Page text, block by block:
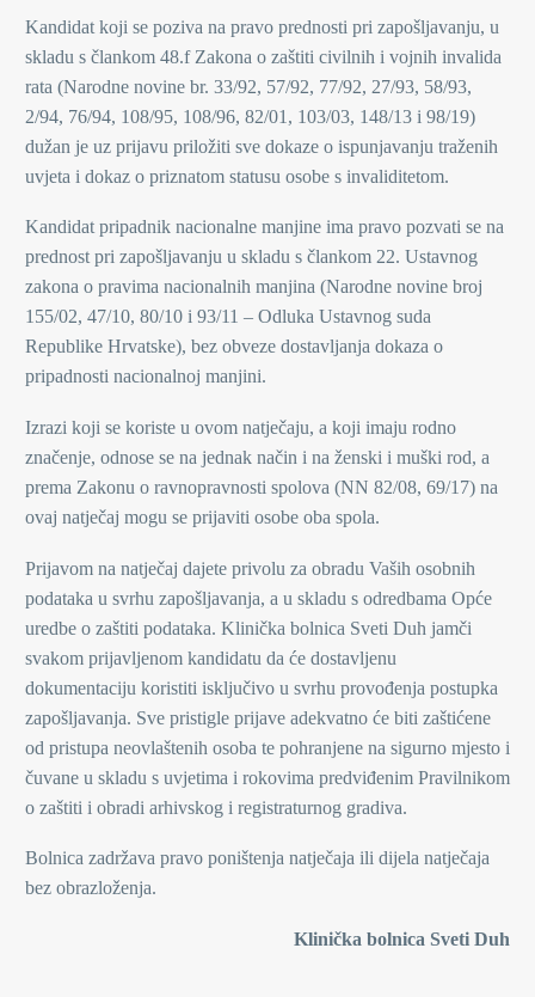
Kandidat koji se poziva na pravo prednosti pri zapošljavanju, u
skladu s člankom 48.f Zakona o zaštiti civilnih i vojnih invalida
rata (Narodne novine br. 33/92, 57/92, 77/92, 27/93, 58/93,
2/94, 76/94, 108/95, 108/96, 82/01, 103/03, 148/13 i 98/19)
dužan je uz prijavu priložiti sve dokaze o ispunjavanju traženih
uvjeta i dokaz o priznatom statusu osobe s invaliditetom.
Kandidat pripadnik nacionalne manjine ima pravo pozvati se na
prednost pri zapošljavanju u skladu s člankom 22. Ustavnog
zakona o pravima nacionalnih manjina (Narodne novine broj
155/02, 47/10, 80/10 i 93/11 – Odluka Ustavnog suda
Republike Hrvatske), bez obveze dostavljanja dokaza o
pripadnosti nacionalnoj manjini.
Izrazi koji se koriste u ovom natječaju, a koji imaju rodno
značenje, odnose se na jednak način i na ženski i muški rod, a
prema Zakonu o ravnopravnosti spolova (NN 82/08, 69/17) na
ovaj natječaj mogu se prijaviti osobe oba spola.
Prijavom na natječaj dajete privolu za obradu Vaših osobnih
podataka u svrhu zapošljavanja, a u skladu s odredbama Opće
uredbe o zaštiti podataka. Klinička bolnica Sveti Duh jamči
svakom prijavljenom kandidatu da će dostavljenu
dokumentaciju koristiti isključivo u svrhu provođenja postupka
zapošljavanja. Sve pristigle prijave adekvatno će biti zaštićene
od pristupa neovlaštenih osoba te pohranjene na sigurno mjesto i
čuvane u skladu s uvjetima i rokovima predviđenim Pravilnikom
o zaštiti i obradi arhivskog i registraturnog gradiva.
Bolnica zadržava pravo poništenja natječaja ili dijela natječaja
bez obrazloženja.
Klinička bolnica Sveti Duh